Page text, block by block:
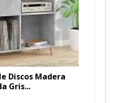
Discos Madera
Gris...